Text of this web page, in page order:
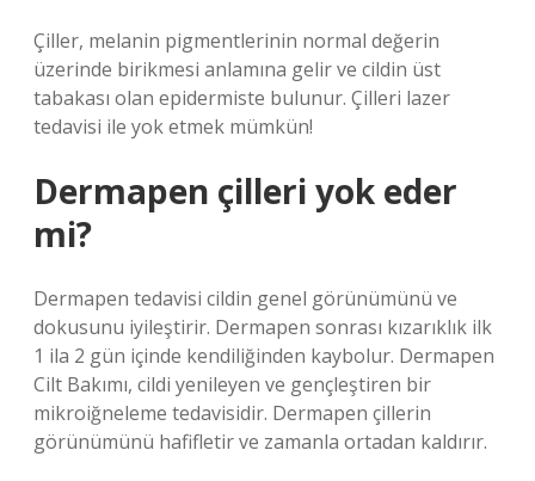
Çiller, melanin pigmentlerinin normal değerin
üzerinde birikmesi anlamına gelir ve cildin üst
tabakası olan epidermiste bulunur. Çilleri lazer
tedavisi ile yok etmek mümkün!
Dermapen çilleri yok eder
mi?
Dermapen tedavisi cildin genel görünümünü ve
dokusunu iyileştirir. Dermapen sonrası kızarıklık ilk
1 ila 2 gün içinde kendiliğinden kaybolur. Dermapen
Cilt Bakımı, cildi yenileyen ve gençleştiren bir
mikroiğneleme tedavisidir. Dermapen çillerin
görünümünü hafifletir ve zamanla ortadan kaldırır.